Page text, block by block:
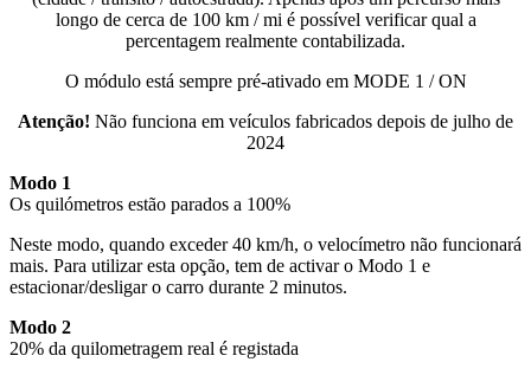
longo de cerca de 100 km / mi é possível verificar qual a
percentagem realmente contabilizada.
O módulo está sempre pré-ativado em MODE 1 / ON
Atenção! Não funciona em veículos fabricados depois de julho de
2024
Modo 1
Os quilómetros estão parados a 100%
Neste modo, quando exceder 40 km/h, o velocímetro não funcionará
mais. Para utilizar esta opção, tem de activar o Modo 1 e
estacionar/desligar o carro durante 2 minutos.
Modo 2
20% da quilometragem real é registada